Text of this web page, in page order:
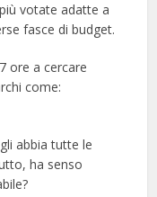
votate adatte a
fasce di budget.
ore a cercare
come:
abbia tutte le
ha senso